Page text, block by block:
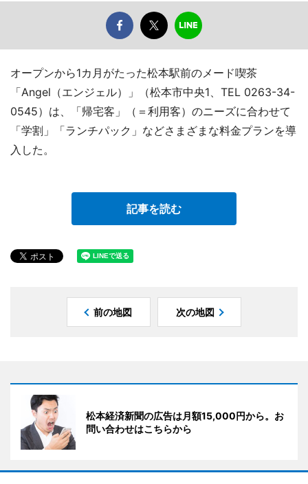
オープンから1カ月がたった松本駅前のメード喫茶
「Angel（エンジェル）」（松本市中央1、TEL 0263-34-
0545）は、「帰宅客」（＝利用客）のニーズに合わせて
「学割」「ランチパック」などさまざまな料金プランを導
入した。
記事を読む
前の地図 次の地図
松本経済新聞の広告は月額15,000円から。お
問い合わせはこちらから